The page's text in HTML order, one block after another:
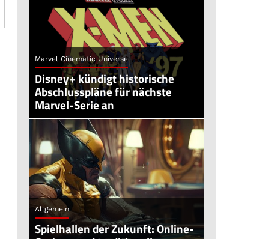
Marvel Cinematic Universe
Disney+ kündigt historische
Abschlusspläne für nächste
Marvel-Serie an
Allgemein
Spielhallen der Zukunft: Online-